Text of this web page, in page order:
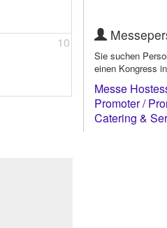
10
Sie suchen
einen Kongress
Messe
Promoter /
Catering &